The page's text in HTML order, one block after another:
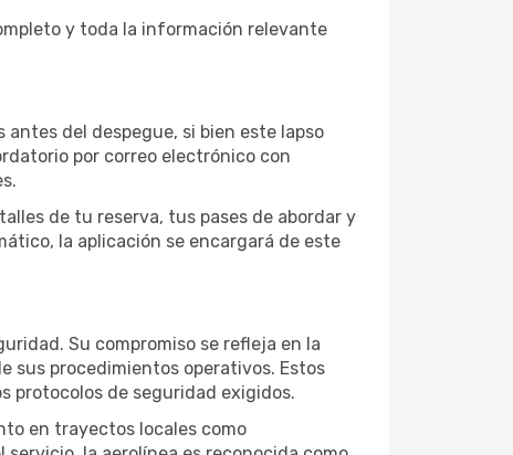
y toda la información relevante
del despegue, si bien este lapso
por correo electrónico con
de tu reserva, tus pases de abordar y
la aplicación se encargará de este
Su compromiso se refleja en la
sus procedimientos operativos. Estos
protocolos de seguridad exigidos.
en trayectos locales como